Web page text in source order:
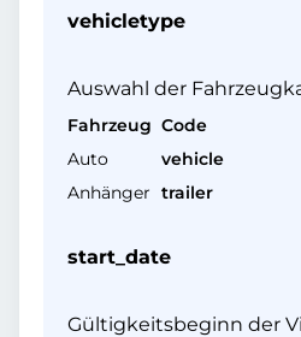
vehicletype
Auswahl der
Fahrzeug Code
Auto
vehicle
Anhänger trailer
start_date
Gültigkeitsbeginn der